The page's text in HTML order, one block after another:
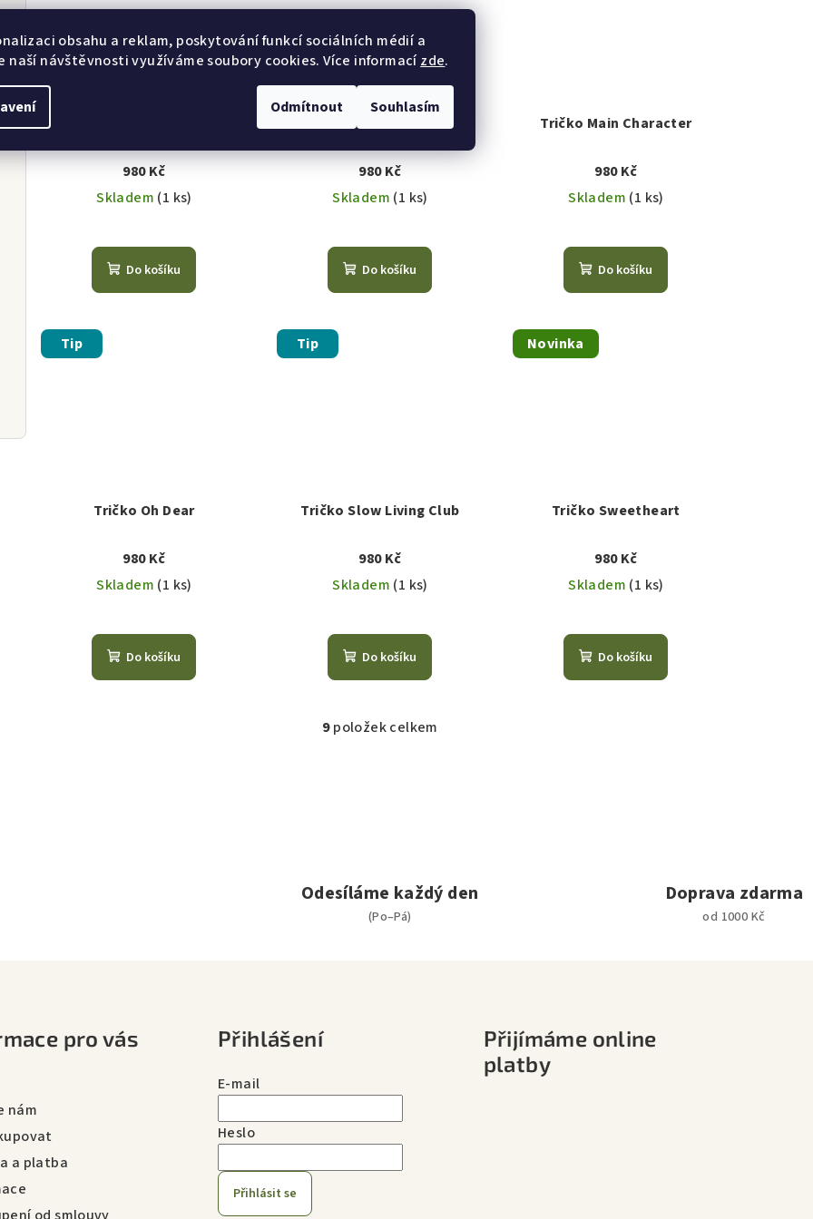
obsahu a reklam, poskytování funkcí sociálních médií a
naší návštěvnosti využíváme soubory cookies. Více informacízde.
Odmítnout Souhlasím
980 Kč
Skladem (1 ks)
Do košíku
Tričko Lazy Days Club
980 Kč
Skladem (1 ks)
Do košíku
Tričko Main Character
980 Kč
Skladem (1 ks)
Do košíku
Tip
Tričko Oh Dear
980 Kč
Skladem (1 ks)
Do košíku
Tip
Tričko Slow Living Club
980 Kč
Skladem (1 ks)
Do košíku
Novinka
Tričko Sweetheart
980 Kč
Skladem (1 ks)
Do košíku
O
c
í
ý
p
i
s
9položek celkem
Odesíláme každý den
(Po–Pá)
Doprava zdarma
od 1000 Kč
pro vás
nám
a platba
Přihlášení
E-mail
Heslo
Přihlásit se
Přijímáme online
platby